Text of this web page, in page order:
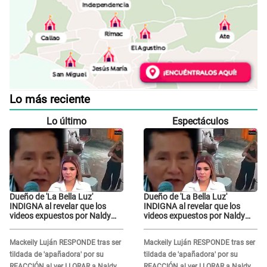
Lo más reciente
Lo último
Dueño de 'La Bella Luz'
INDIGNA al revelar que los
videos expuestos por Naldy
visitas..."
Mackeily Luján RESPONDE tras ser
tildada de 'apañadora' por su
Espectáculos
Dueño de 'La Bella Luz'
INDIGNA al revelar que los
videos expuestos por Naldy
visitas..."
Mackeily Luján RESPONDE tras ser
tildada de 'apañadora' por su